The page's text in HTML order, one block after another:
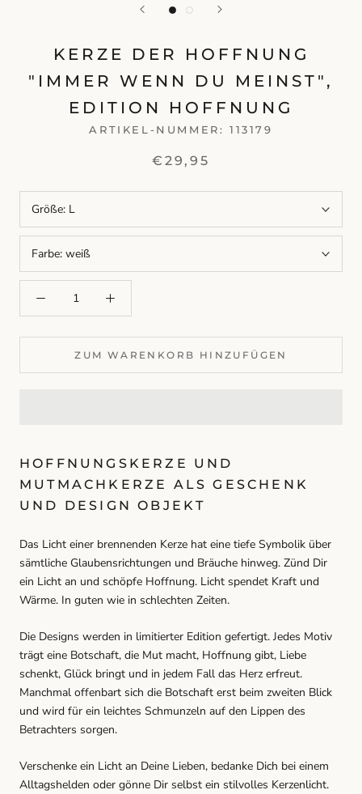
KERZE DER HOFFNUNG
"IMMER WENN DU MEINST",
EDITION HOFFNUNG
ARTIKEL-NUMMER: 113179
€29,95
Größe: L
Farbe: weiß
ZUM WARENKORB HINZUFÜGEN
HOFFNUNGSKERZE UND
MUTMACHKERZE ALS GESCHENK
UND DESIGN OBJEKT
Das Licht einer brennenden Kerze hat eine tiefe Symbolik über
sämtliche Glaubensrichtungen und Bräuche hinweg. Zünd Dir
ein Licht an und schöpfe Hoffnung. Licht spendet Kraft und
Wärme. In guten wie in schlechten Zeiten.
Die Designs werden in limitierter Edition gefertigt. Jedes Motiv
trägt eine Botschaft, die Mut macht, Hoffnung gibt, Liebe
schenkt, Glück bringt und in jedem Fall das Herz erfreut.
Manchmal offenbart sich die Botschaft erst beim zweiten Blick
und wird für ein leichtes Schmunzeln auf den Lippen des
Betrachters sorgen.
Verschenke ein Licht an Deine Lieben, bedanke Dich bei einem
Alltagshelden oder gönne Dir selbst ein stilvolles Kerzenlicht.